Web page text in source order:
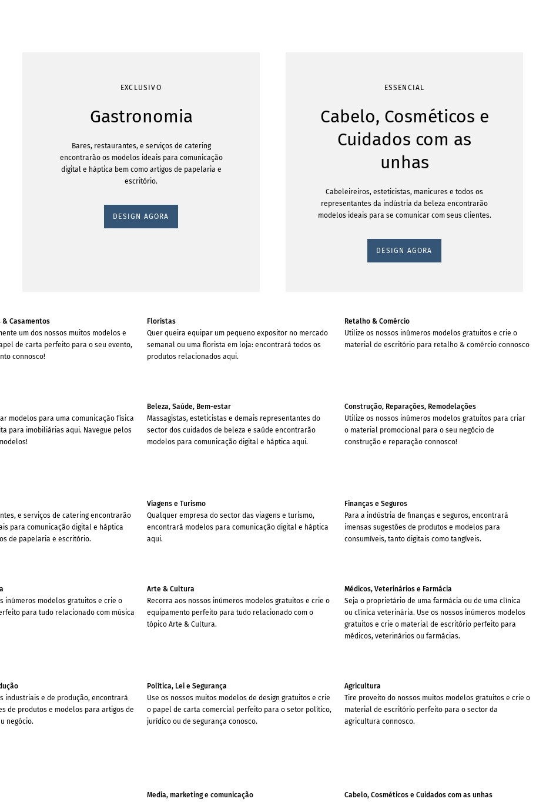
EXCLUSIVO
Gastronomia
Bares, restaurantes, e serviços de catering
encontrarão os modelos ideais para comunicação
digital e háptica bem como artigos de papelaria e
escritório.
DESIGN AGORA
ESSENCIAL
Cabelo, Cosméticos e
Cuidados com as
unhas
Cabeleireiros, esteticistas, manicures e todos os
representantes da indústria da beleza encontrarão
modelos ideais para se comunicar com seus clientes.
DESIGN AGORA
& Casamentos
um dos nossos muitos modelos e
de carta perfeito para o seu evento,
connosco!
Floristas
Quer queira equipar um pequeno expositor no mercado
semanal ou uma florista em loja: encontrará todos os
produtos relacionados aqui.
Retalho & Comércio
Utilize os nossos inúmeros modelos gratuitos e crie o
material de escritório para retalho & comércio connosco
modelos para uma comunicação física
para imobiliárias aqui. Navegue pelos
Beleza, Saúde, Bem-estar
Massagistas, esteticistas e demais representantes do
sector dos cuidados de beleza e saúde encontrarão
modelos para comunicação digital e háptica aqui.
Construção, Reparações, Remodelações
Utilize os nossos inúmeros modelos gratuitos para criar
o material promocional para o seu negócio de
construção e reparação connosco!
e serviços de catering encontrarão
para comunicação digital e háptica
de papelaria e escritório.
Viagens e Turismo
Qualquer empresa do sector das viagens e turismo,
encontrará modelos para comunicação digital e háptica
aqui.
Finanças e Seguros
Para a indústria de finanças e seguros, encontrará
imensas sugestões de produtos e modelos para
consumíveis, tanto digitais como tangíveis.
inúmeros modelos gratuitos e crie o
para tudo relacionado com música
Arte & Cultura
Recorra aos nossos inúmeros modelos gratuitos e crie o
equipamento perfeito para tudo relacionado com o
tópico Arte & Cultura.
Médicos, Veterinários e Farmácia
Seja o proprietário de uma farmácia ou de uma clínica
ou clínica veterinária. Use os nossos inúmeros modelos
gratuitos e crie o material de escritório perfeito para
médicos, veterinários ou farmácias.
industriais e de produção, encontrará
de produtos e modelos para artigos de
negócio.
Política, Lei e Segurança
Use os nossos muitos modelos de design gratuitos e crie
o papel de carta comercial perfeito para o setor político,
jurídico ou de segurança conosco.
Agricultura
Tire proveito do nossos muitos modelos gratuitos e crie o
material de escritório perfeito para o sector da
agricultura connosco.
Media, marketing e comunicação Cabelo, Cosméticos e Cuidados com as unhas